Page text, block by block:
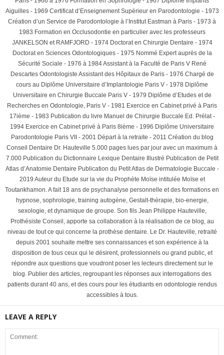
Aiguilles - 1969 Certificat d’Enseignement Supérieur en Parodontologie - 1973
Création d’un Service de Parodontologie à l’Institut Eastman à Paris - 1973 à
1983 Formation en Occlusodontie en particulier avec les professeurs
JANKELSON et RAMFJORD - 1974 Doctorat en Chirurgie Dentaire - 1974
Doctorat en Sciences Odontologiques - 1975 Nommé Expert auprès de la
Sécurité Sociale - 1976 à 1984 Assistant à la Faculté de Paris V René
Descartes Odontologiste Assistant des Hôpitaux de Paris - 1976 Chargé de
cours au Diplôme Universitaire d’Implantologie Paris V - 1978 Diplôme
Universitaire en Chirurgie Buccale Paris V - 1979 Diplôme d’Etudes et de
Recherches en Odontologie, Paris V - 1981 Exercice en Cabinet privé à Paris
17ième - 1983 Publication du livre Manuel de Chirurgie Buccale Ed. Prélat -
1994 Exercice en Cabinet privé à Paris 8ième - 1996 Diplôme Universitaire
Parodontologie Paris VII - 2001 Départ à la retraite - 2011 Création du blog
Conseil Dentaire Dr. Hauteville 5.000 pages lues par jour avec un maximum à
7.000 Publication du Dictionnaire Lexique Dentaire Illustré Publication de Petit
Atlas d’Anatomie Dentaire Publication du Petit Atlas de Dermatologie Buccale -
2019 Auteur du Etude sur la vie du Prophète Moïse intitulée Moïse et
Toutankhamon. A fait 18 ans de psychanalyse personnelle et des formations en
hypnose, sophrologie, training autogène, Gestalt-thérapie, bio-energie,
sexologie, et dynamique de groupe. Son fils Jean Philippe Hauteville,
Prothésiste Conseil, apporte sa collaboration à la réalisation de ce blog, au
niveau de tout ce qui concerne la prothèse dentaire. Le Dr. Hauteville, retraité
depuis 2001 souhaite mettre ses connaissances et son expérience à la
disposition de tous ceux qui le désirent, professionnels ou grand public, et
répondre aux questions que voudront poser les lecteurs directement sur le
blog. Publier des articles, regroupant les réponses aux interrogations des
patients durant 40 ans, et des cours pour les étudiants en odontologie rendus
accessibles à tous.
LEAVE A REPLY